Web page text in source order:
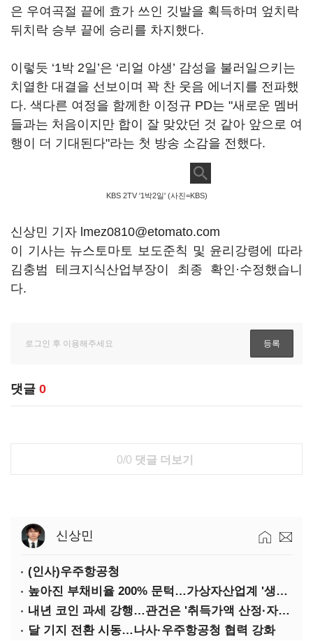
은 우여곡절 끝에 효가 쓰인 깃발을 획득하며 엎치락
뒤치락 승부 끝에 승리를 차지했다.
이렇듯 ‘1박 2일’은 ‘리얼 야생’ 감성을 불러일으키는
치열한 대결을 선보이며 꽉 찬 웃음 에너지를 전파했
다. 색다른 여정을 함께한 이정규 PD는 "새로운 멤버
들과는 처음이지만 합이 잘 맞았던 것 같아 앞으로 여
행이 더 기대된다"라는 첫 방송 소감을 전했다.
KBS 2TV '1박2일' (사진=KBS)
신상민 기자 lmez0810@etomato.com
이 기사는 뉴스토마토 보도준칙 및 윤리강령에 따라
김충범 테크지식산업부장이 최종 확인·수정했습니
다.
댓글 0
0/0 댓글 더보기
신상민
(인사)우주항공청
높아진 부채비율 200% 문턱…가상자산업계 '생존 시험대'
내년 코인 과세 강행…관건은 '취득가액 산정·자산 이동'
달 기지 전환 시동…나사·우주항공청 협력 강화